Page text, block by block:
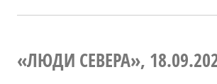
«ЛЮДИ СЕВЕРА»,